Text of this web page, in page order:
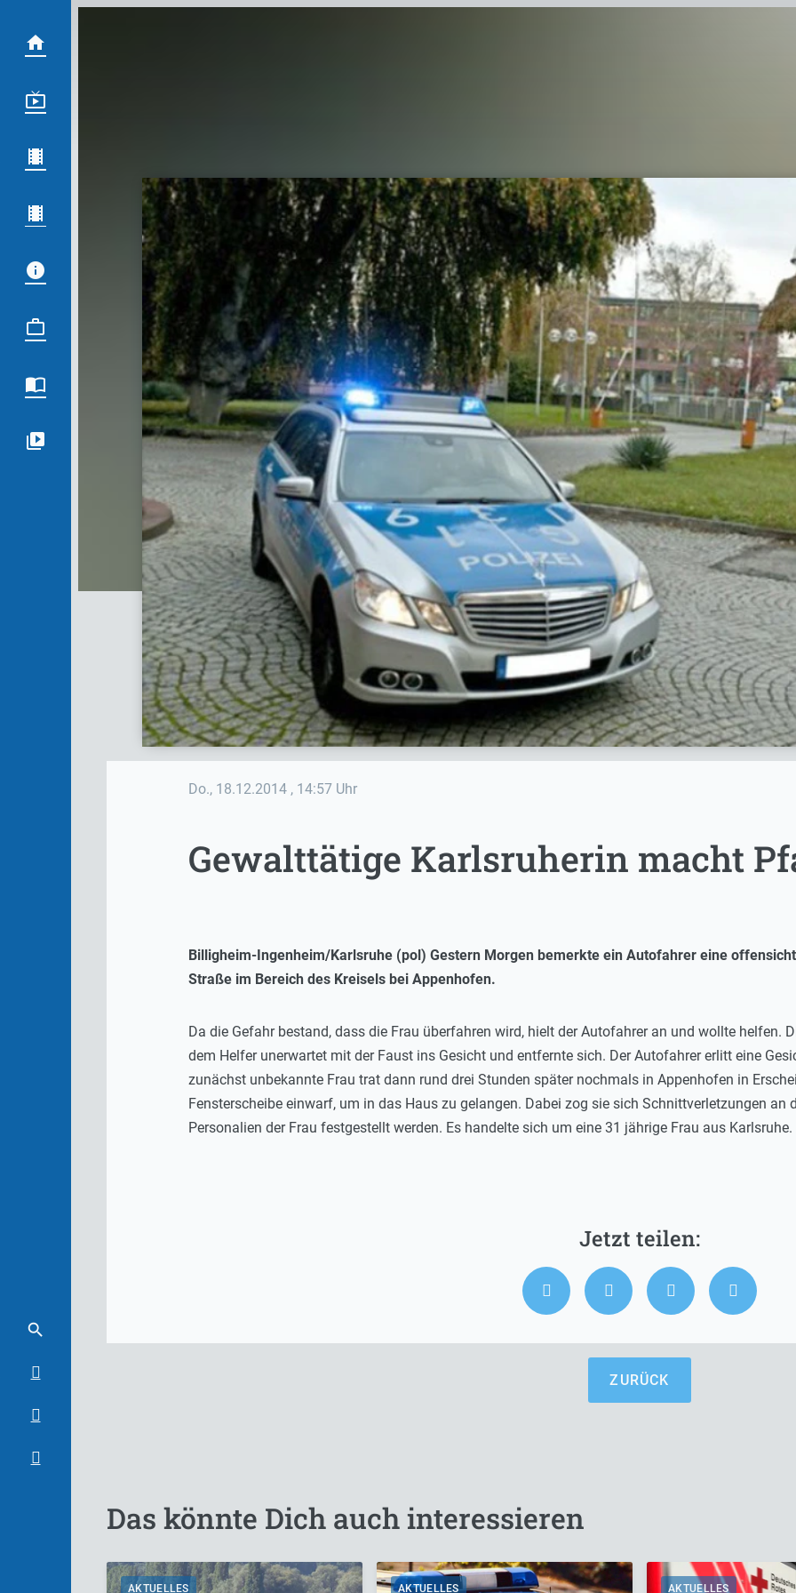
Do., 18.12.2014 , 14:57 Uhr
Gewalttätige Karlsruherin macht
Billigheim-Ingenheim/Karlsruhe (pol) Gestern Morgen bemerkte ein Autofahrer eine
Straße im Bereich des Kreisels bei Appenhofen.
Da die Gefahr bestand, dass die Frau überfahren wird, hielt der Autofahrer an und wollte helfen.
dem Helfer unerwartet mit der Faust ins Gesicht und entfernte sich. Der Autofahrer erlitt eine
zunächst unbekannte Frau trat dann rund drei Stunden später nochmals in Appenhofen in
Fensterscheibe einwarf, um in das Haus zu gelangen. Dabei zog sie sich Schnittverletzungen an
Personalien der Frau festgestellt werden. Es handelte sich um eine 31 jährige Frau aus Karlsruhe.
ZURÜCK
Das könnte Dich auch interessieren
AKTUELLES AKTUELLES AKTUELLES